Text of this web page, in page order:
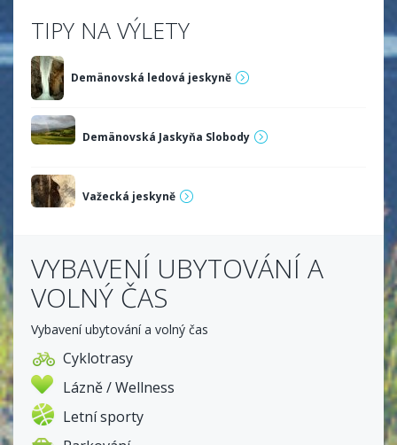
TIPY NA VÝLETY
Demänovská ledová jeskyně
Demänovská Jaskyňa Slobody
Važecká jeskyně
VYBAVENÍ UBYTOVÁNÍ A
VOLNÝ ČAS
Vybavení ubytování a volný čas
Cyklotrasy
Lázně / Wellness
Letní sporty